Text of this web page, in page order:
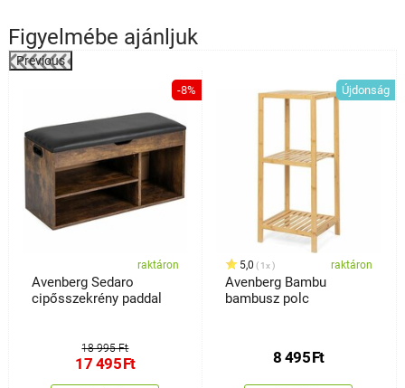
Figyelmébe ajánljuk
Previous
-8%
raktáron
Avenberg Sedaro
cipősszekrény paddal
18 995 Ft
17 495Ft
Újdonság
5,0 1x raktáron
Avenberg Bambu
bambusz polc
8 495Ft